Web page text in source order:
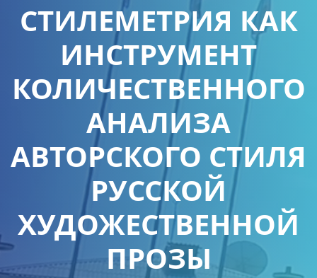
СТИЛЕМЕТРИЯ КАК
ИНСТРУМЕНТ
КОЛИЧЕСТВЕННОГО
АНАЛИЗА
АВТОРСКОГО СТИЛЯ
РУССКОЙ
ХУДОЖЕСТВЕННОЙ
ПРОЗЫ